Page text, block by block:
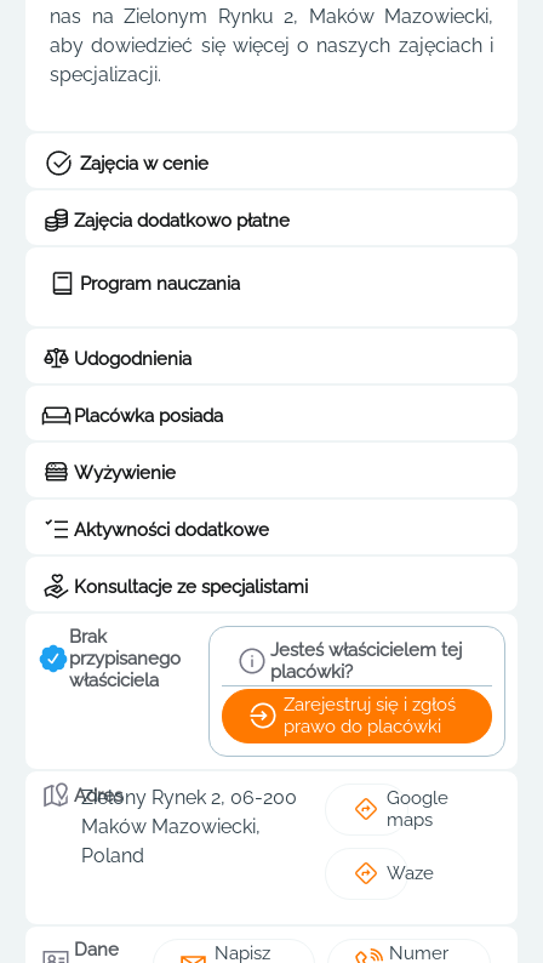
nas na Zielonym Rynku 2, Maków Mazowiecki,
aby dowiedzieć się więcej o naszych zajęciach i
specjalizacji.
Zajęcia w cenie
Zajęcia dodatkowo płatne
Program nauczania
Udogodnienia
Placówka posiada
Wyżywienie
Aktywności dodatkowe
Konsultacje ze specjalistami
Brak
przypisanego
właściciela
Jesteś właścicielem tej
placówki?
Zarejestruj się i zgłoś
prawo do placówki
Adres
Zielony Rynek 2, 06-200
Maków Mazowiecki,
Poland
Google
maps
Waze
Dane
Napisz Numer